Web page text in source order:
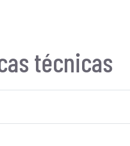
técnicas